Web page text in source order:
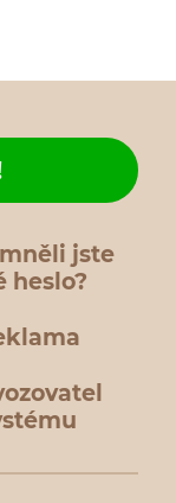
jste
heslo?